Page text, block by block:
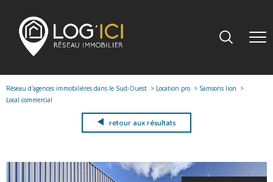
Réseau d'agences immobilières dans le Sud-Ouest Location pro
Samsons lion
Local commercial
retour aux résultats